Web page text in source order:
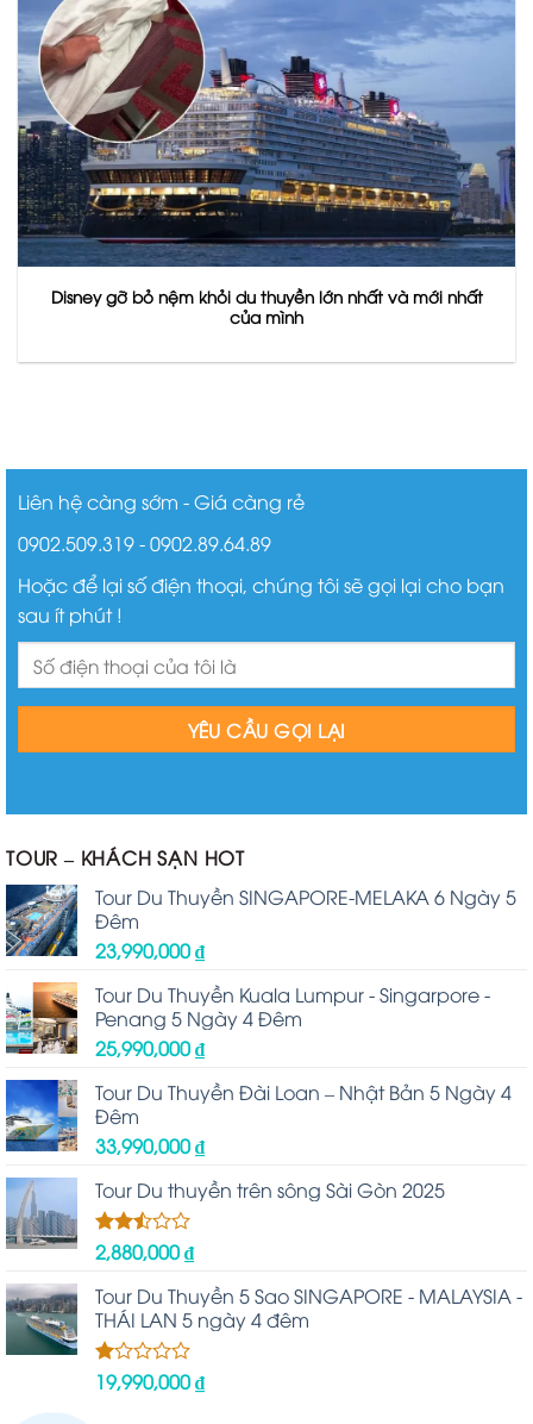
Disney gỡ bỏ nệm khỏi du thuyền lớn nhất và mới nhất
của mình
Liên hệ càng sớm - Giá càng rẻ
0902.509.319 - 0902.89.64.89
Hoặc để lại số điện thoại, chúng tôi sẽ gọi lại cho bạn
sau ít phút !
TOUR – KHÁCH SẠN HOT
Tour Du Thuyền SINGAPORE-MELAKA 6 Ngày 5
Đêm
23,990,000₫
Tour Du Thuyền Kuala Lumpur - Singarpore -
Penang 5 Ngày 4 Đêm
25,990,000₫
Tour Du Thuyền Đài Loan – Nhật Bản 5 Ngày 4
Đêm
33,990,000₫
Tour Du thuyền trên sông Sài Gòn 2025
Được
xếp
hạng
2.48
5 sao
2,880,000₫
Tour Du Thuyền 5 Sao SINGAPORE - MALAYSIA -
THÁI LAN 5 ngày 4 đêm
Được
xếp
19,990,000₫